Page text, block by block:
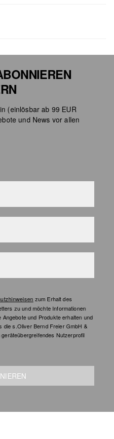
(einlösbar ab 99 EUR
und News vor allen
zum Erhalt des
zu und möchte Informationen
und Produkte erhalten und
die s.Oliver Bernd Freier GmbH &
Nutzerprofil